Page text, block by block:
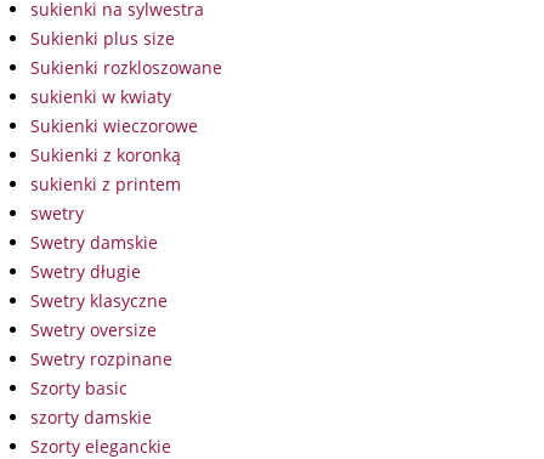
sukienki na sylwestra
Sukienki plus size
Sukienki rozkloszowane
sukienki w kwiaty
Sukienki wieczorowe
Sukienki z koronką
sukienki z printem
swetry
Swetry damskie
Swetry długie
Swetry klasyczne
Swetry oversize
Swetry rozpinane
Szorty basic
szorty damskie
Szorty eleganckie